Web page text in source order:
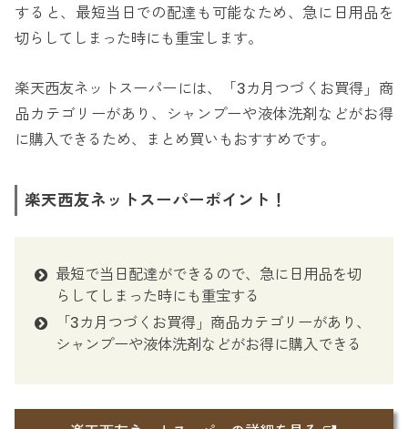
すると、最短当日での配達も可能なため、急に日用品を
切らしてしまった時にも重宝します。
楽天西友ネットスーパーには、「3カ月つづくお買得」商
品カテゴリーがあり、シャンプーや液体洗剤などがお得
に購入できるため、まとめ買いもおすすめです。
楽天西友ネットスーパーポイント！
最短で当日配達ができるので、急に日用品を切
らしてしまった時にも重宝する
「3カ月つづくお買得」商品カテゴリーがあり、
シャンプーや液体洗剤などがお得に購入できる